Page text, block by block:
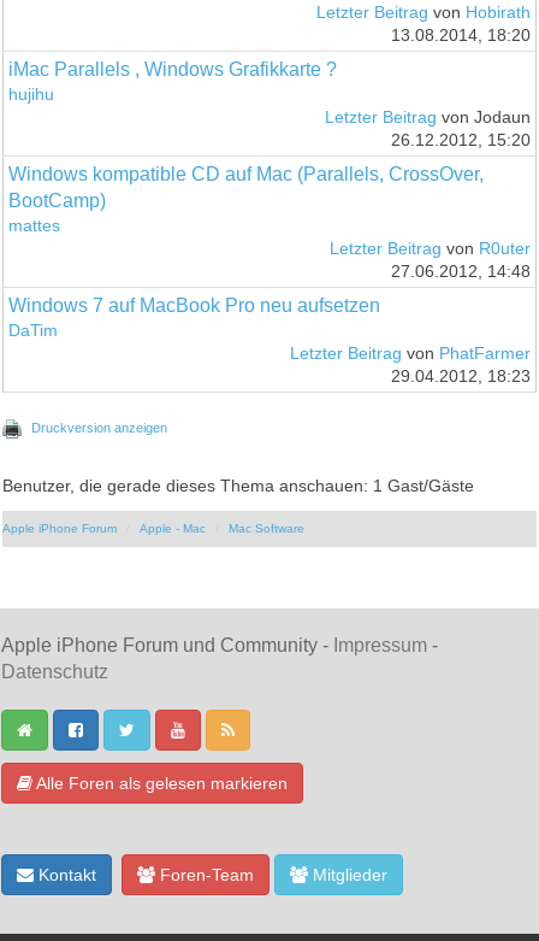
Letzter Beitrag von Hobirath
13.08.2014, 18:20
iMac Parallels , Windows Grafikkarte ?
hujihu
Letzter Beitrag von Jodaun
26.12.2012, 15:20
Windows kompatible CD auf Mac (Parallels, CrossOver,
BootCamp)
mattes
Letzter Beitrag von R0uter
27.06.2012, 14:48
Windows 7 auf MacBook Pro neu aufsetzen
DaTim
Letzter Beitrag von PhatFarmer
29.04.2012, 18:23
Druckversion anzeigen
Benutzer, die gerade dieses Thema anschauen: 1 Gast/Gäste
Apple iPhone Forum Apple - Mac Mac Software
Apple iPhone Forum und Community - Impressum -
Datenschutz
Alle Foren als gelesen markieren
Kontakt Foren-Team Mitglieder